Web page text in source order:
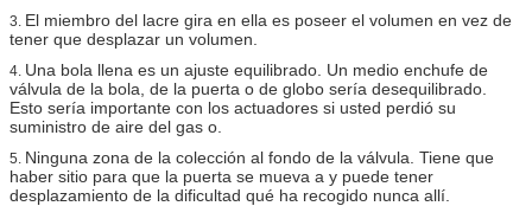
3. El miembro del lacre gira en ella es poseer el volumen en vez de
tener que desplazar un volumen.
4. Una bola llena es un ajuste equilibrado. Un medio enchufe de
válvula de la bola, de la puerta o de globo sería desequilibrado.
Esto sería importante con los actuadores si usted perdió su
suministro de aire del gas o.
5. Ninguna zona de la colección al fondo de la válvula. Tiene que
haber sitio para que la puerta se mueva a y puede tener
desplazamiento de la dificultad qué ha recogido nunca allí.